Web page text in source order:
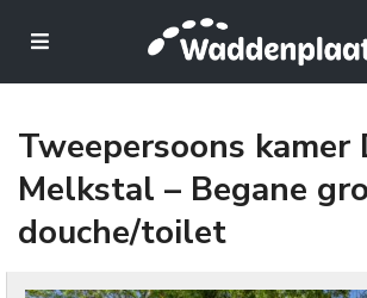
Tweepersoons kamer
Melkstal – Begane
douche/toilet